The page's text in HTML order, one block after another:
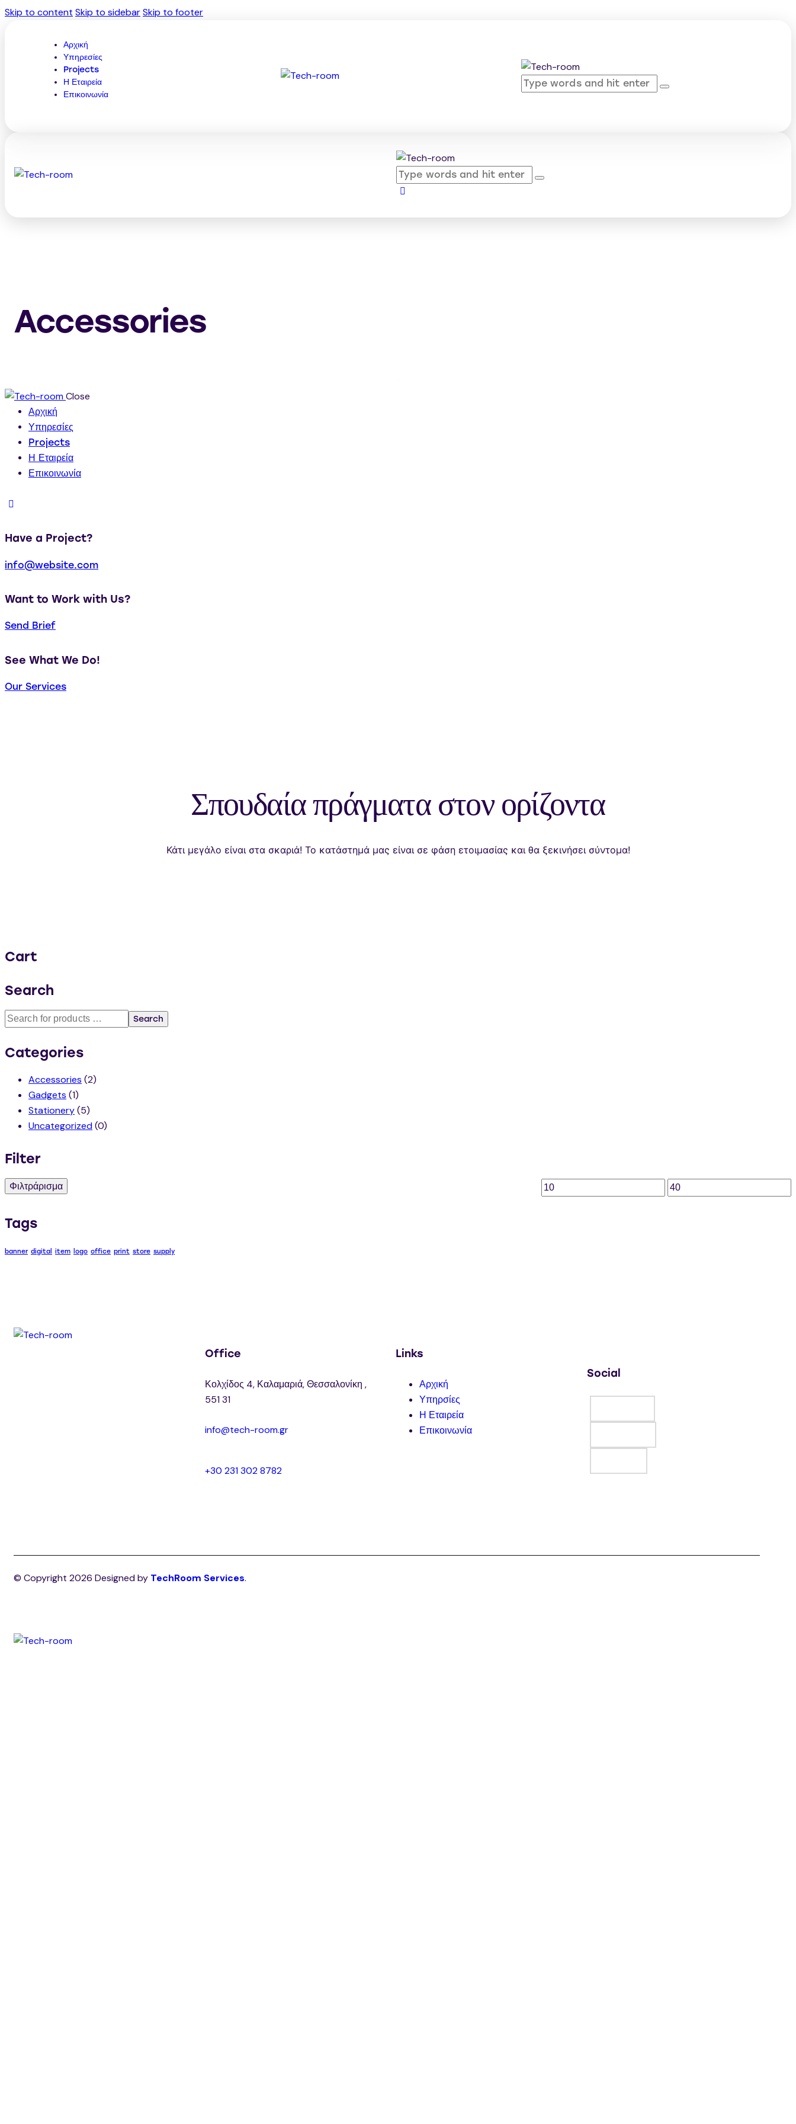
Skip to content Skip to sidebarSkip to footer
Αρχική
Υπηρεσίες
Projects
Η Εταιρεία
Επικοινωνία
Accessories
Close
Αρχική
Υπηρεσίες
Projects
Η Εταιρεία
Επικοινωνία
Have a Project?
info@website.com
Want to Work with Us?
Send Brief
See What We Do!
Our Services
Σπουδαία πράγματα στον ορίζοντα
Κάτι μεγάλο είναι στα σκαριά! Το κατάστημά μας είναι σε φάση ετοιμασίας και θα ξεκινήσει σύντομα!
Cart
Search
Search
Categories
Accessories (2)
Gadgets (1)
Stationery(5)
Uncategorized(0)
Filter
Φιλτράρισμα
Tags
banner digital item logo office print store supply
Office
Κολχίδος 4, Καλαμαριά, Θεσσαλονίκη ,
551 31
info@tech-room.gr
+30 231 302 8782
Links
Αρχική
Υπηρσίες
Η Εταιρεία
Επικοινωνία
Social
© Copyright 2026 Designed by TechRoom Services.